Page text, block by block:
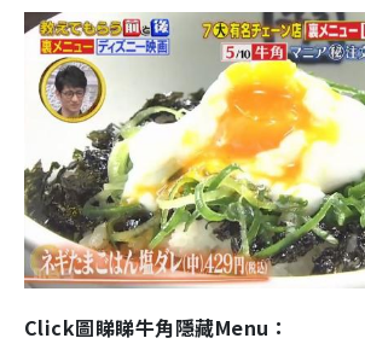
Click圖睇睇牛角隱藏Menu：